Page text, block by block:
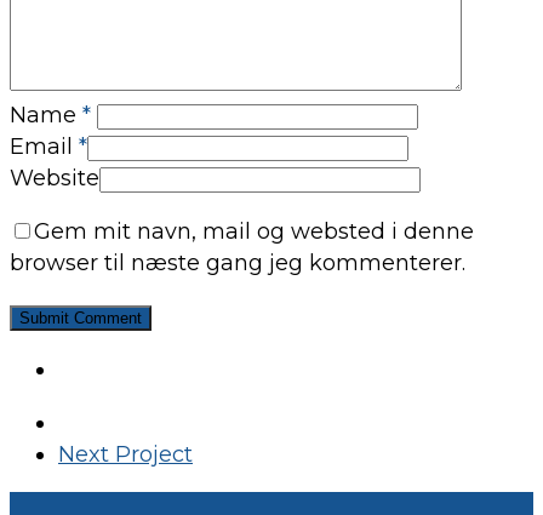
Name *
Email *
Website
Gem mit navn, mail og websted i denne
browser til næste gang jeg kommenterer.
Next Project